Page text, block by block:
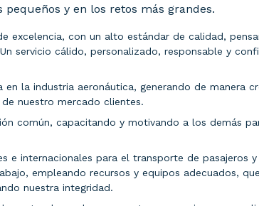
y en los retos más grandes.
excelencia, con un alto estándar de calidad,
servicio cálido, personalizado, responsable y
la industria aeronáutica, generando de manera
nuestro mercado clientes.
común, capacitando y motivando a los demás
e internacionales para el transporte de pasajeros
empleando recursos y equipos adecuados,
nuestra integridad.